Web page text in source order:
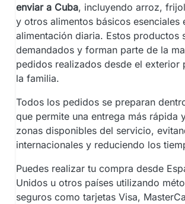
enviar a Cuba, incluyendo arroz,
y otros alimentos básicos esenciales
alimentación diaria. Estos productos
demandados y forman parte de la
pedidos realizados desde el exterior
la familia.
Todos los pedidos se preparan
que permite una entrega más rápida
zonas disponibles del servicio,
internacionales y reduciendo los
Puedes realizar tu compra desde
Unidos u otros países utilizando
seguros como tarjetas Visa,